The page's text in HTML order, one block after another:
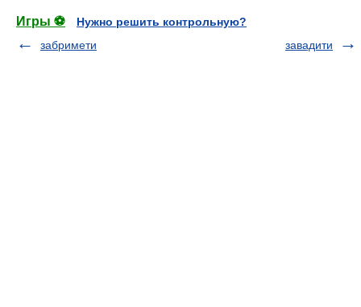
Игры ⚽
Нужно решить контрольную?
забримети
завадити